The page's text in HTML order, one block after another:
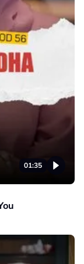
01:35